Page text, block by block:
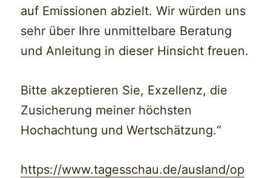
auf Emissionen abzielt. Wir würden uns
sehr über Ihre unmittelbare Beratung
und Anleitung in dieser Hinsicht freuen.
Bitte akzeptieren Sie, Exzellenz, die
Zusicherung meiner höchsten
Hochachtung und Wertschätzung.“
https://www.tagesschau.de/ausland/op